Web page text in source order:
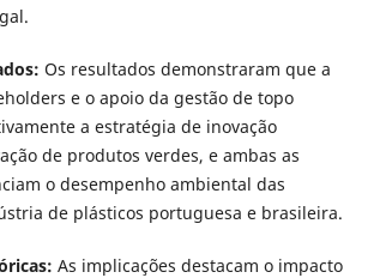
Os resultados demonstraram que a
e o apoio da gestão de topo
a estratégia de inovação
de produtos verdes, e ambas as
o desempenho ambiental das
de plásticos portuguesa e brasileira.
As implicações destacam o impacto